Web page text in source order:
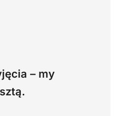
– my